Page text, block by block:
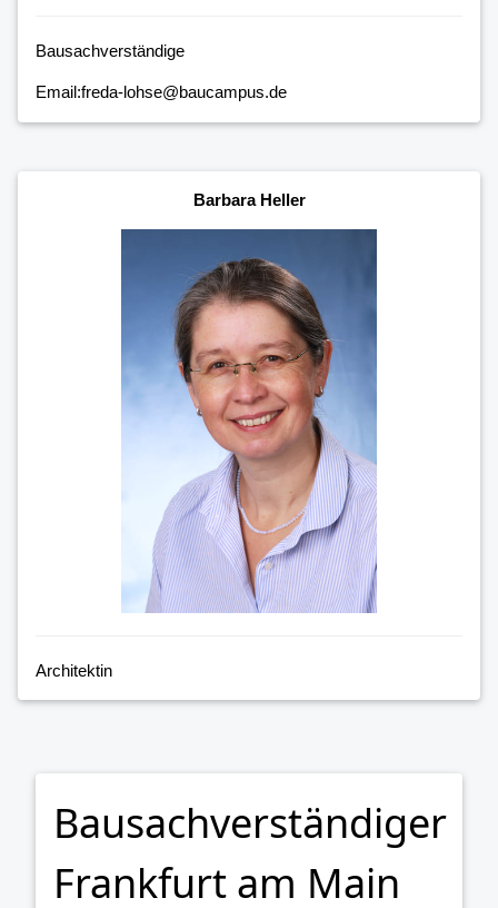
Bausachverständige
Email:freda-lohse@baucampus.de
Barbara Heller
Architektin
Bausachverständiger
Frankfurt am Main